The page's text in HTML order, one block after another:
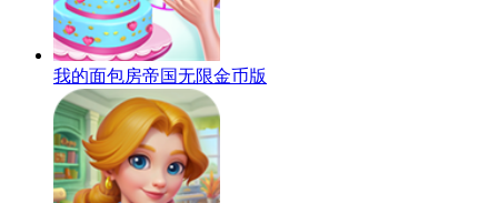
我的面包房帝国无限金币版